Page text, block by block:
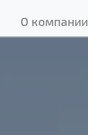
О компании